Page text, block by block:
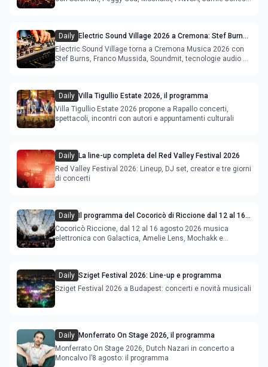
Daily Electric Sound Village 2026 a Cremona: Stef Burns,
Soundmit e Young Band Contest, il programma
Electric Sound Village torna a Cremona Musica 2026 con
Stef Burns, Franco Mussida, Soundmit, tecnologie audio e
Daily Villa Tigullio Estate 2026, il programma
Villa Tigullio Estate 2026 propone a Rapallo concerti,
spettacoli, incontri con autori e appuntamenti culturali
Daily La line-up completa del Red Valley Festival 2026
Red Valley Festival 2026: Lineup, DJ set, creator e tre giorni
di concerti
Daily
Il programma del Cocoricò di Riccione dal 12 al 16
agosto 2026
Cocoricò Riccione, dal 12 al 16 agosto 2026 musica
elettronica con Galactica, Amelie Lens, Mochakk e
Daily Sziget Festival 2026: Line-up e programma
Sziget Festival 2026 a Budapest: concerti e novità musicali
Daily Monferrato On Stage 2026, il programma
Monferrato On Stage 2026, Dutch Nazari in concerto a
Moncalvo l’8 agosto: il programma